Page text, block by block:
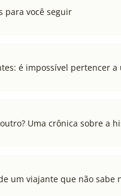
para você seguir
é impossível pertencer a
Uma crônica sobre a
um viajante que não sabe